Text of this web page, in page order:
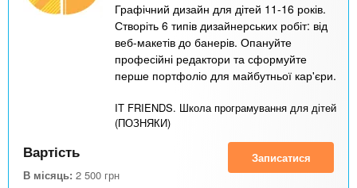
Графічний дизайн для дітей 11-16 років.
Створіть 6 типів дизайнерських робіт: від
веб-макетів до банерів. Опануйте
професійні редактори та сформуйте
перше портфоліо для майбутньої кар'єри.
IT FRIENDS. Школа програмування для дітей
(ПОЗНЯКИ)
Вартість
В місяць: 2 500 грн
Записатися